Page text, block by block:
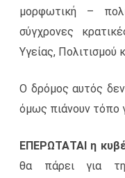
μορφωτική –
σύγχρονες
Υγείας, Πολιτισμού
Ο δρόμος αυτός δεν
όμως πιάνουν τόπο
ΕΠΕΡΩΤΑΤΑΙ η
θα πάρει για